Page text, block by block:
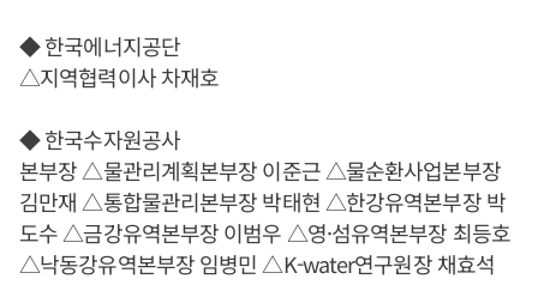
◆ 한국에너지공단
△지역협력이사 차재호
◆ 한국수자원공사
본부장 △물관리계획본부장 이준근 △물순환사업본부장
김만재 △통합물관리본부장 박태현 △한강유역본부장 박
도수 △금강유역본부장 이범우 △영·섬유역본부장 최등호
△낙동강유역본부장 임병민 △K-water연구원장 채효석